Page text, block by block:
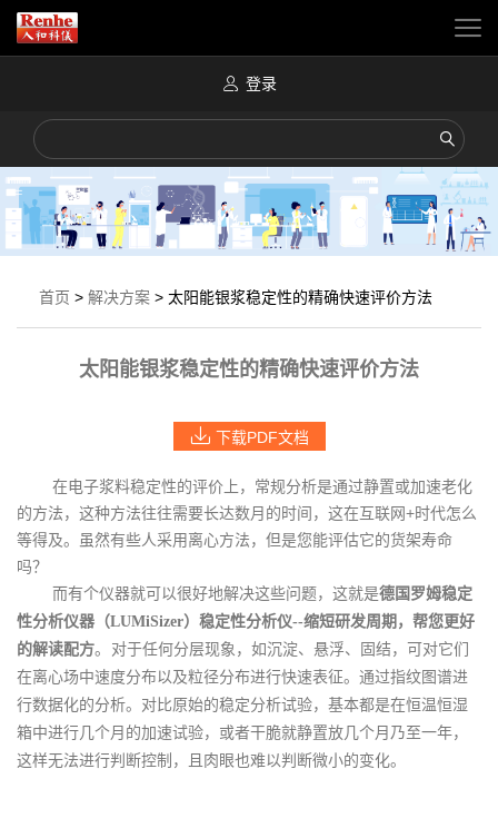
登录
首页 > 解决方案 > 太阳能银浆稳定性的精确快速评价方法
太阳能银浆稳定性的精确快速评价方法
下载PDF文档
在电子浆料稳定性的评价上，常规分析是通过静置或加速老化
的方法，这种方法往往需要长达数月的时间，这在互联网+时代怎么
等得及。虽然有些人采用离心方法，但是您能评估它的货架寿命
吗？
而有个仪器就可以很好地解决这些问题，这就是德国罗姆稳定
性分析仪器（LUMiSizer）稳定性分析仪--缩短研发周期，帮您更好
的解读配方。
对于任何分层现象，如沉淀、悬浮、固结，可对它们
在离心场中速度分布以及粒径分布进行快速表征。通过指纹图谱进
行数据化的分析。对比原始的稳定分析试验，基本都是在恒温恒湿
箱中进行几个月的加速试验，或者干脆就静置放几个月乃至一年，
这样无法进行判断控制，且肉眼也难以判断微小的变化。